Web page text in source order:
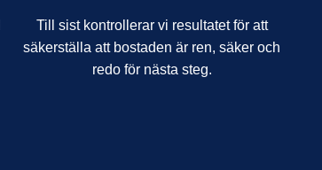
Till sist kontrollerar vi resultatet för att
säkerställa att bostaden är ren, säker och
redo för nästa steg.